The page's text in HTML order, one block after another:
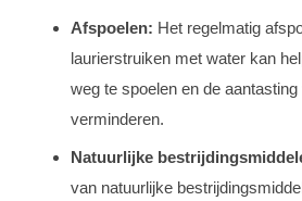
Afspoelen: Het regelmatig
laurierstruiken met water kan
weg te spoelen en de
verminderen.
Natuurlijke
van natuurlijke